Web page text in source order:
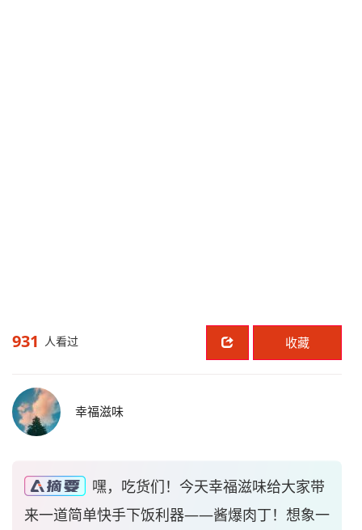
931 人看过 收藏
幸福滋味
嘿，吃货们！今天幸福滋味给大家带
来一道简单快手下饭利器——酱爆肉丁！想象一